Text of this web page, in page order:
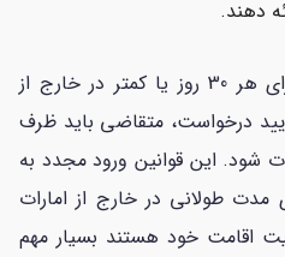
دهند.
100 درهم یا 27 دلار جریمه برای هر 30 روز یا کمتر در خارج از
درخواست، متقاضی باید ظرف
شود. این قوانین ورود مجدد به
مدت طولانی در خارج از امارات
اقامت خود هستند بسیار مهم